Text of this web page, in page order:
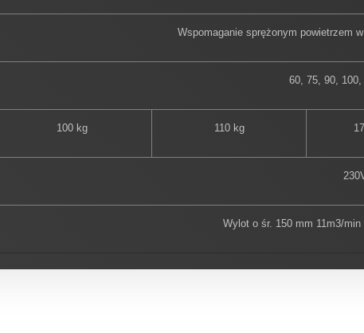
Wspomaganie sprężonym powietrzem
60, 75, 90,
100 kg 110 kg
Wylot o śr. 150 mm 11m3/